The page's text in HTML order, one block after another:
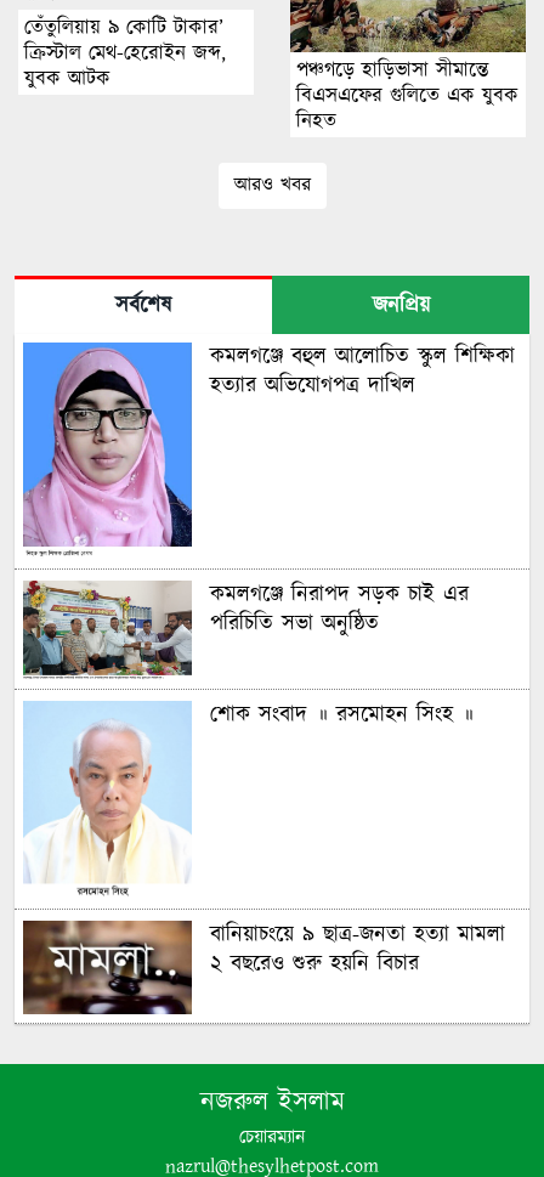
তেঁতুলিয়ায় ৯ কোটি টাকার’
ক্রিস্টাল মেথ-হেরোইন জব্দ,
যুবক আটক
পঞ্চগড়ে হাড়িভাসা সীমান্তে
বিএসএফের গুলিতে এক যুবক
নিহত
আরও খবর
সর্বশেষ
জনপ্রিয়
কমলগঞ্জে বহুল আলোচিত স্কুল শিক্ষিকা
হত্যার অভিযোগপত্র দাখিল
কমলগঞ্জে নিরাপদ সড়ক চাই এর
পরিচিতি সভা অনুষ্ঠিত
শোক সংবাদ ॥ রসমোহন সিংহ ॥
বানিয়াচংয়ে ৯ ছাত্র-জনতা হত্যা মামলা
২ বছরেও শুরু হয়নি বিচার
অঙ্গীকার বিএনপির- জিকে গউছ
পঞ্চগড়ে ইয়াবা সহ গ্রেপ্তার যুবদল নেতা
নজরুল ইসলাম
চেয়ারম্যান
nazrul@thesylhetpost.com